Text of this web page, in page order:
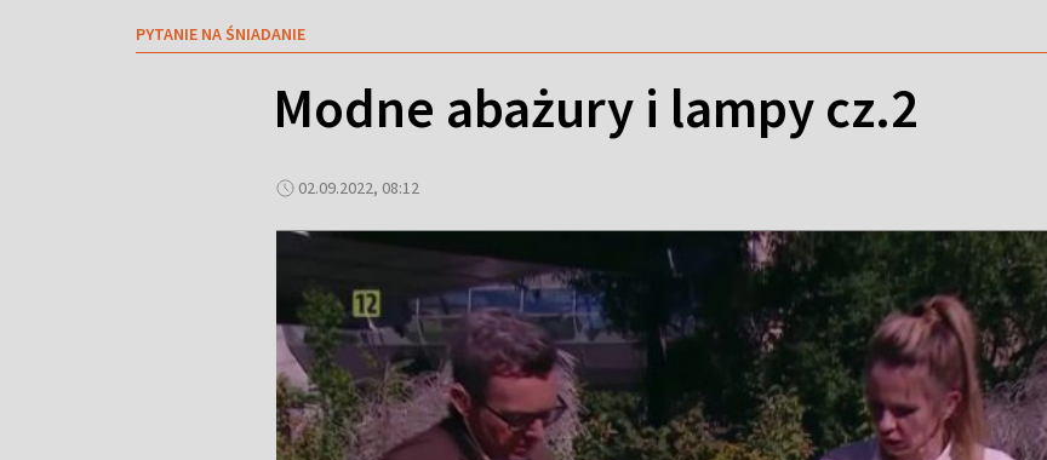
PYTANIE NA ŚNIADANIE
Modne abażury i lampy cz.2
02.09.2022, 08:12